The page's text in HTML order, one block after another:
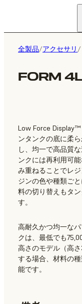
全製品/アクセサリ /
FORM
Low Force Display™
ンタンクの底に柔
し、均一で高品質
ンクには再利用可
み重ねることでレ
ジンの色や種類ご
料の切り替えもタ
す。
高耐久かつ均一な
クは、最低でも
高さのモデル（高
する場合、材料の
能です。